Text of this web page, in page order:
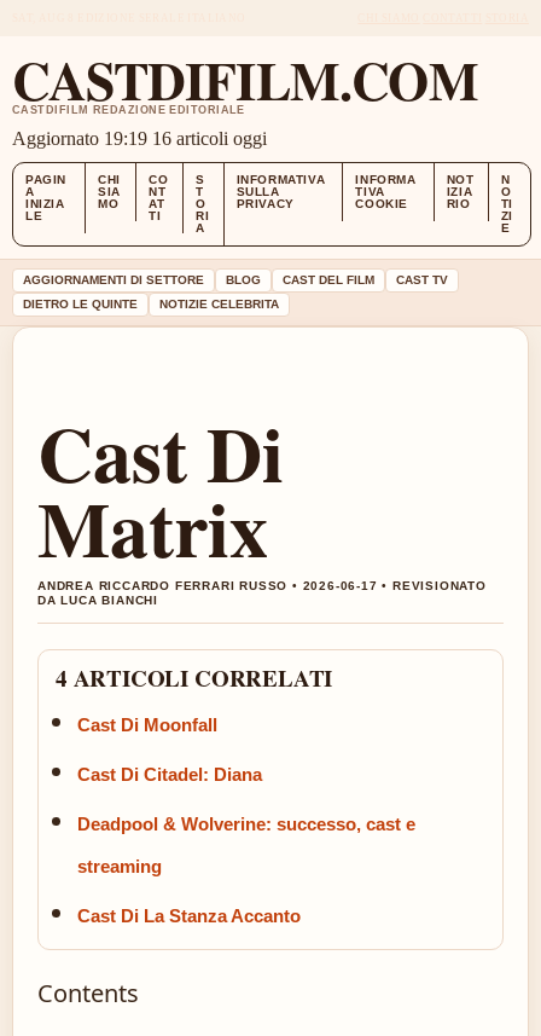
CASTDIFILM.COM
CASTDIFILM REDAZIONE EDITORIALE
Aggiornato 19:19 16 articoli oggi
PAGIN
A
INIZIA
LE
CHI
SIA
MO
CO
NT
AT
TI
S
T
O
RI
A
INFORMATIVA
SULLA
PRIVACY
INFORMA
TIVA
COOKIE
NOT
IZIA
RIO
N
O
TI
ZI
E
AGGIORNAMENTI DI SETTORE BLOG CAST DEL FILM
CAST TV
DIETRO LE QUINTE
NOTIZIE CELEBRITA
Cast Di
Matrix
ANDREA RICCARDO FERRARI RUSSO • 2026-06-17 • REVISIONATO
DA LUCA BIANCHI
4 ARTICOLI CORRELATI
Cast Di Moonfall
Cast Di Citadel: Diana
Deadpool & Wolverine: successo, cast e
streaming
Cast Di La Stanza Accanto
Contents